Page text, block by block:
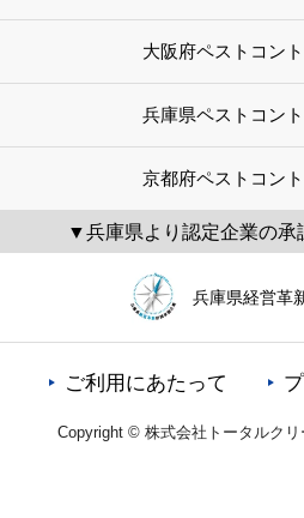
大阪府ペストコン
兵庫県ペストコン
京都府ペストコン
▼兵庫県より認定企業の
兵庫県経営革
ご利用にあたって
Copyright © 株式会社トータルク